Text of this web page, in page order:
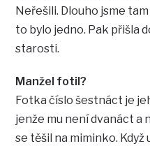
Neřešili. Dlouho jsme
to bylo jedno. Pak přišla
starosti.
Manžel fotil?
Fotka číslo šestnáct je
jenže mu není dvanáct a
se těšil na miminko.